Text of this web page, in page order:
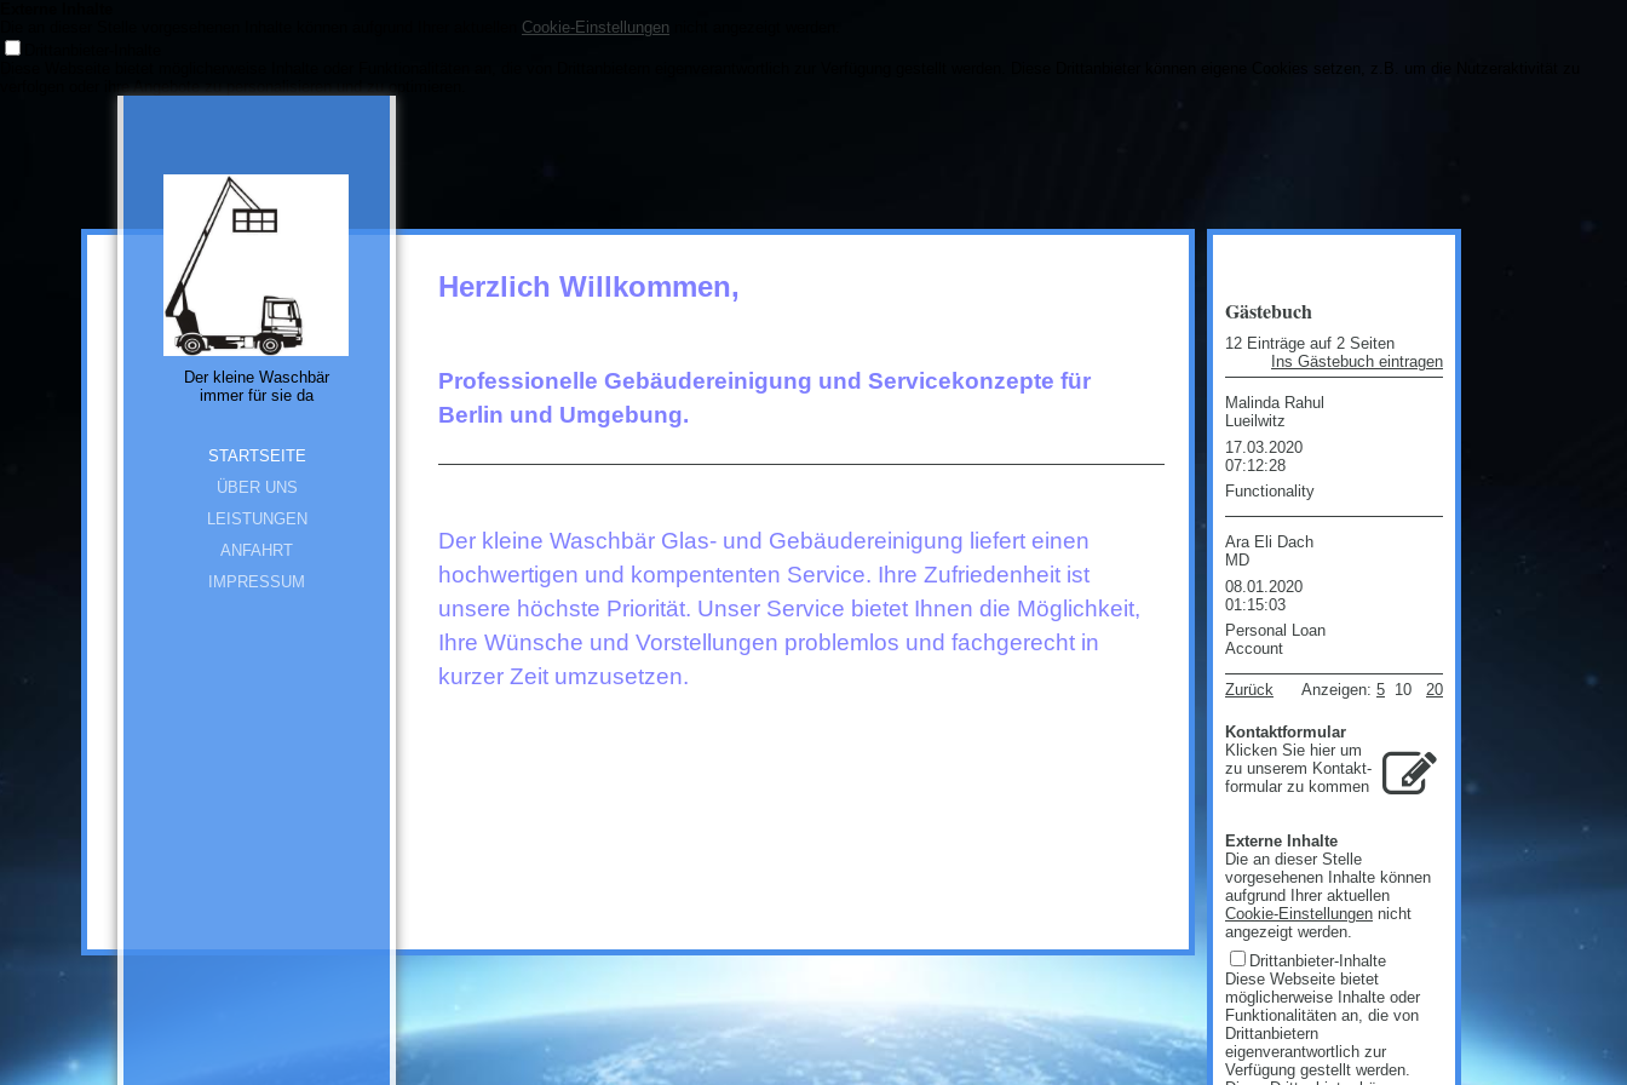
Cookie-Einstellungen
Diese Webseite bietet möglicherweise Inhalte oder Funktionalitäten an, die von Drittanbietern eigenverantwortlich zur Verfügung gestellt werden. Diese Drittanbieter können eigene Cookies setzen, z.B. um die Nutzeraktivität zu
verfolgen oder ihre Angebote zu personalisieren und zu optimieren.
Der kleine Waschbär
immer für sie da
STARTSEITE
ÜBER UNS
LEISTUNGEN
ANFAHRT
IMPRESSUM
Herzlich Willkommen,
Professionelle Gebäudereinigung und Servicekonzepte für
Berlin und Umgebung.
Der kleine Waschbär Glas- und Gebäudereinigung liefert einen
hochwertigen und kompententen Service. Ihre Zufriedenheit ist
unsere höchste Priorität. Unser Service bietet Ihnen die Möglichkeit,
Ihre Wünsche und Vorstellungen problemlos und fachgerecht in
kurzer Zeit umzusetzen.
Gästebuch
12 Einträge auf 2 Seiten
Ins Gästebuch eintragen
Malinda Rahul
Lueilwitz
17.03.2020
07:12:28
Functionality
Ara Eli Dach
MD
08.01.2020
01:15:03
Personal Loan
Account
Zurück Anzeigen: 5 10 20
Kontaktformular
Klicken Sie hier um
zu unserem Kon­takt­
for­mu­lar zu kommen
Externe Inhalte
Die an dieser Stelle
vorgesehenen Inhalte können
aufgrund Ihrer aktuellen
Cookie-Einstellungen nicht
angezeigt werden.
Drittanbieter-Inhalte
Diese Webseite bietet
möglicherweise Inhalte oder
Funktionalitäten an, die von
Drittanbietern
eigenverantwortlich zur
Verfügung gestellt werden.